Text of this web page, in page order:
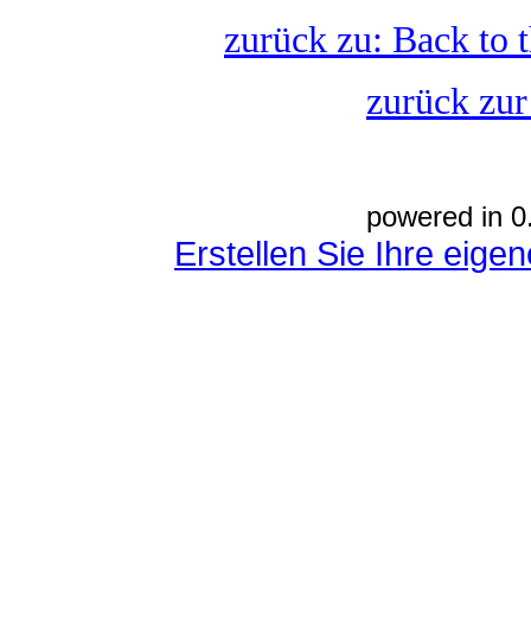
zurück zu: Back to
zurück
powered in
Erstellen Sie Ihre